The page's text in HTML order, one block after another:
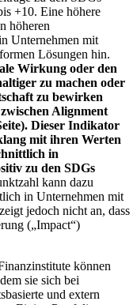
+10. Eine höhere
höheren
Unternehmen mit
Lösungen hin.
Wirkung oder den
zu machen oder
zu bewirken
Alignment
Dieser Indikator
mit ihren Werten
in
zu den SDGs
kann dazu
in Unternehmen mit
jedoch nicht an, dass
(„Impact“)
können
sie sich bei
und extern